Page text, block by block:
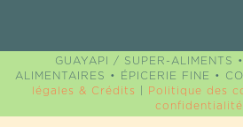
GUAYAPI / SUPER-ALIMENTS
ALIMENTAIRES • ÉPICERIE FINE •
légales & Crédits
Politique des
confidentialité